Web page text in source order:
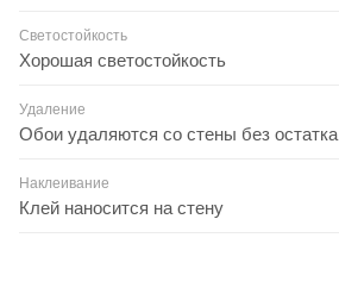
Светостойкость
Хорошая светостойкость
Удаление
Обои удаляются со стены без остатка
Наклеивание
Клей наносится на стену